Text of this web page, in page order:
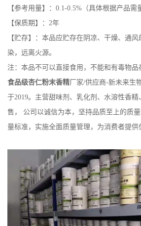
【参考用量】：0.1-0.5%（具体根据产品需
【保质期】：2年
【贮存】：本品应贮存在阴凉、干燥、通
染，远离火源。
注：本品不可以直接食用，不能和有毒物品
食品级杏仁粉末香精厂家/供应商-新未来生
于2019。主营甜味剂、乳化剂、水溶性香
售， 公司以诚信为本，坚持品质至上的质
量标准，实施全面质量管理，为消费者提供